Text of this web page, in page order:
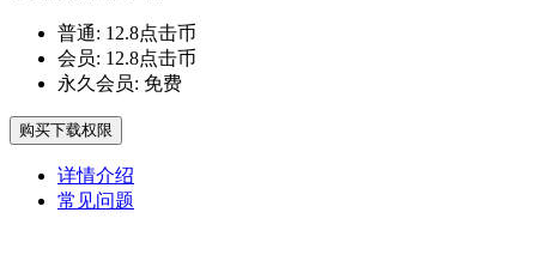
普通: 12.8点击币
会员: 12.8点击币
永久会员: 免费
购买下载权限
详情介绍
常见问题